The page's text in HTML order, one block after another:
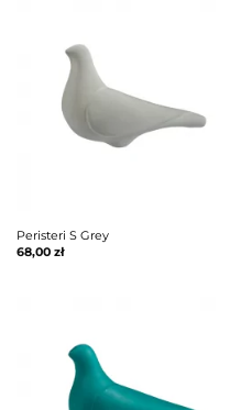
Peristeri S Grey
68,00 zł